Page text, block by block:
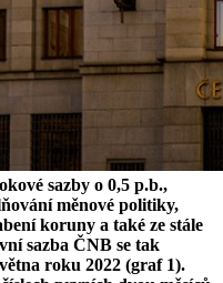
sazby o 0,5 p.b.,
měnové politiky,
koruny a také ze stále
sazba ČNB se tak
roku 2022 (graf 1).